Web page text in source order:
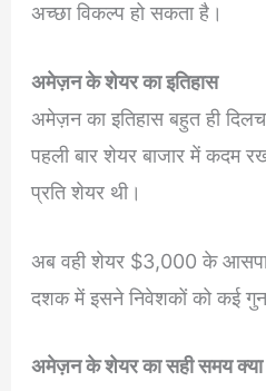
अच्छा विकल्प हो सकता है।
अमेज़न के शेयर का इतिहास
अमेज़न का इतिहास बहुत ही
पहली बार शेयर बाजार में कदम
प्रति शेयर थी।
अब वही शेयर $3,000 के
दशक में इसने निवेशकों को कई गुना
अमेज़न के शेयर का सही समय क्या